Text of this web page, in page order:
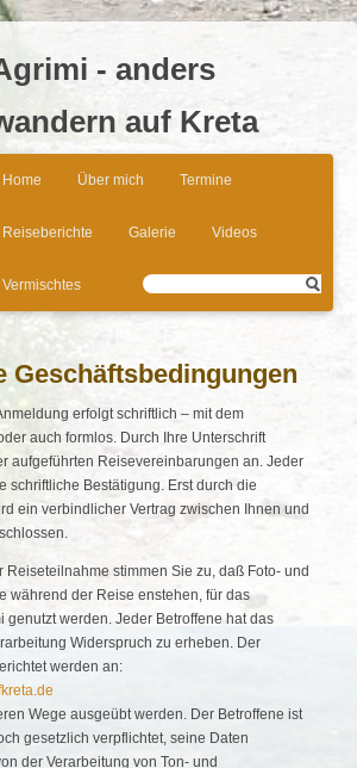
- anders
auf Kreta
Home Über mich Termine
Reiseberichte Galerie Videos
Vermischtes
Geschäftsbedingungen
erfolgt schriftlich – mit dem
auch formlos. Durch Ihre Unterschrift
aufgeführten Reisevereinbarungen an. Jeder
schriftliche Bestätigung. Erst durch die
ein verbindlicher Vertrag zwischen Ihnen und
Reiseteilnahme stimmen Sie zu, daß Foto- und
während der Reise enstehen, für das
genutzt werden. Jeder Betroffene hat das
Widerspruch zu erheben. Der
werden an:
Wege ausgeübt werden. Der Betroffene ist
gesetzlich verpflichtet, seine Daten
der Verarbeitung von Ton- und